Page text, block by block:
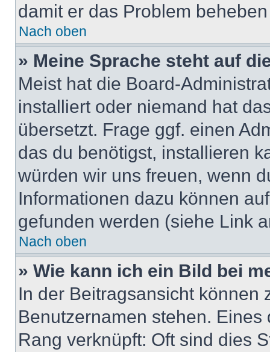
damit er das Problem
Nach oben
» Meine Sprache steht auf
Meist hat die Board-
installiert oder niemand hat
übersetzt. Frage ggf. einen
das du benötigst, installieren
würden wir uns freuen, wenn
Informationen dazu können
gefunden werden (siehe Link
Nach oben
» Wie kann ich ein Bild bei
In der Beitragsansicht können
Benutzernamen stehen.
Rang verknüpft: Oft sind dies